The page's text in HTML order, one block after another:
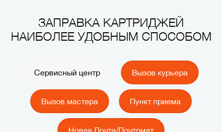
ЗАПРАВКА КАРТРИДЖЕЙ
НАИБОЛЕЕ УДОБНЫМ СПОСОБОМ
Сервисный центр Вызов курьера
Вызов мастера Пункт приема
Новая Почта/Почтомат